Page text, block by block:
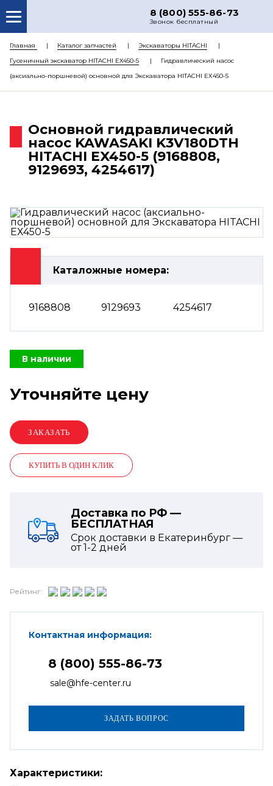
8 (800) 555-86-73
Звонок бесплатный
О НАС
КАТАЛОГ ЗАПЧАСТЕЙ
РЕМОНТ
ЦЕНЫ
КОНТАКТЫ
Главная Каталог запчастей
Экскаваторы HITACHI
Гусеничный экскаватор HITACHI EX450-5
Гидравлический насос
(аксиально-поршневой) основной для Экскаватора HITACHI ЕХ450-5
Основной гидравлический
насос KAWASAKI K3V180DTH
HITACHI EX450-5 (9168808,
9129693, 4254617)
Каталожные номера:
9168808 9129693 4254617
В наличии
Уточняйте цену
КУПИТЬ В ОДИН КЛИК
Доставка по РФ —
БЕСПЛАТНАЯ
Срок доставки в Екатеринбург —
от1-2 дней
Рейтинг:
Контактная информация:
8 (800) 555-86-73
sale@hfe-center.ru
Характеристики: